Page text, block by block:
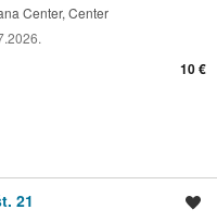
Center, Center
10 €
21